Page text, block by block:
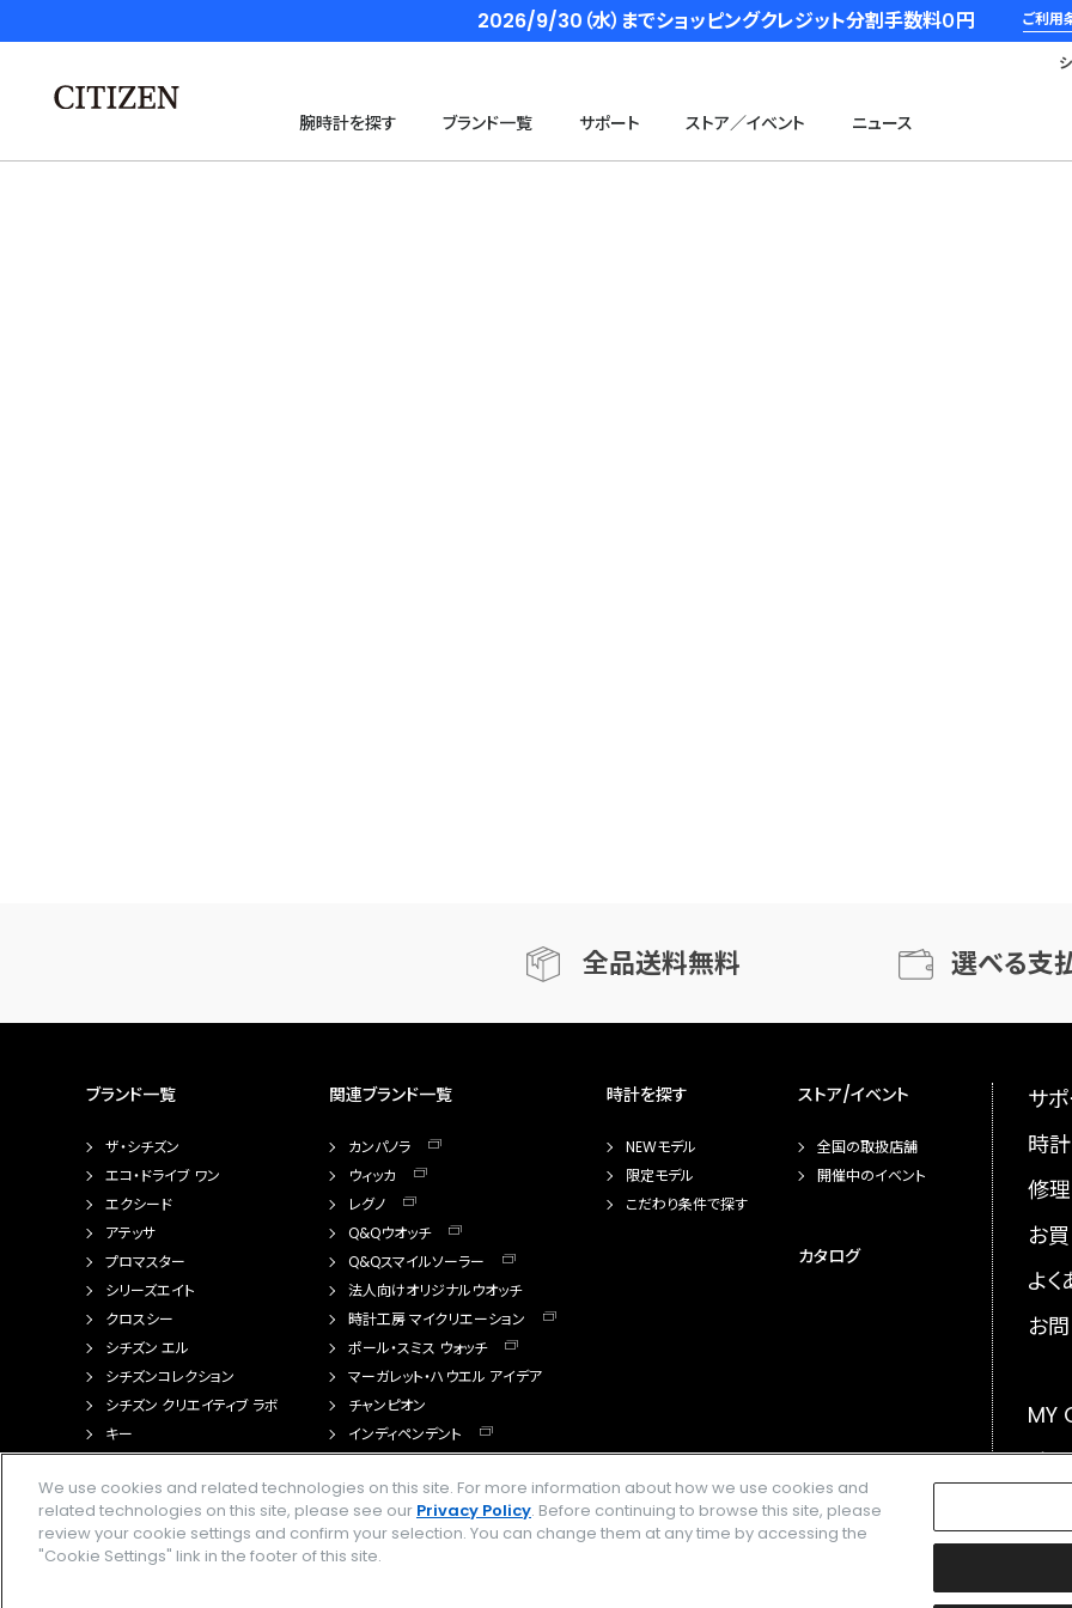
2026/9/30（水）までショッピングクレジット分割手数料０円 ご利用
腕時計を探す ブランド一覧 サポート ストア／イベント ニュース
全品送料無料 選べる支
ブランド一覧
ザ・シチズン
エコ・ドライブ ワン
エクシード
アテッサ
プロマスター
シリーズエイト
クロスシー
シチズン エル
シチズンコレクション
シチズン クリエイティブ ラボ
キー
関連ブランド一覧
カンパノラ
ウィッカ
レグノ
Q&Qウオッチ
Q&Qスマイルソーラー
法人向けオリジナルウオッチ
時計工房 マイクリエーション
ポール・スミス ウォッチ
マーガレット・ハウエル アイデア
チャンピオン
インディペンデント
時計を探す
NEWモデル
限定モデル
こだわり条件で探す
ストア/イベント
全国の取扱店舗
開催中のイベント
カタログ
サ
時
修理
お
よ
お
MY
メ
We use cookies and related technologies on this site. For more information about how we use cookies and
related technologies on this site, please see our Privacy Policy. Before continuing to browse this site, please
review your cookie settings and confirm your selection. You can change them at any time by accessing the
"Cookie Settings" link in the footer of this site.